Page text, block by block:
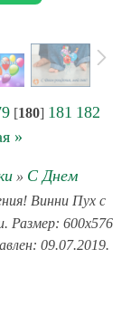
[180] 181 182
»
» С Днем
Винни Пух с
Размер: 600x576
09.07.2019.